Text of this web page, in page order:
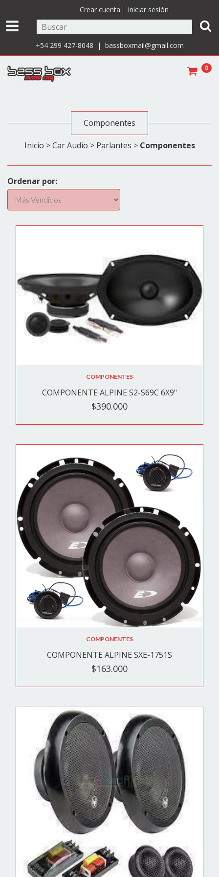
Crear cuenta Iniciar sesión
+54 299 427-8048 | bassboxmail@gmail.com
0
Componentes
Inicio > Car Audio > Parlantes > Componentes
Ordenar por:
COMPONENTES
COMPONENTE ALPINE S2-S69C 6X9"
$390.000
COMPONENTES
COMPONENTE ALPINE SXE-1751S
$163.000